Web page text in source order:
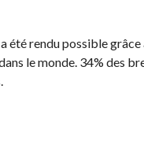
été rendu possible grâce
le monde. 34% des